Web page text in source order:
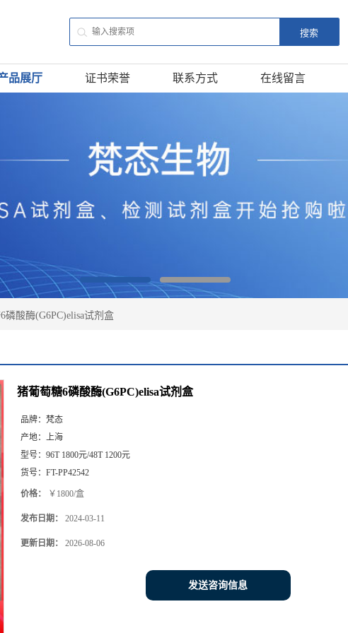
品展厅 证书荣誉 联系方式 在线留言
磷酸酶(G6PC)elisa试剂盒
猪葡萄糖6磷酸酶(G6PC)elisa试剂盒
品牌： 梵态
产地： 上海
型号： 96T 1800元/48T 1200元
货号： FT-PP42542
价格： ￥1800/盒
发布日期： 2024-03-11
更新日期： 2026-08-06
发送咨询信息